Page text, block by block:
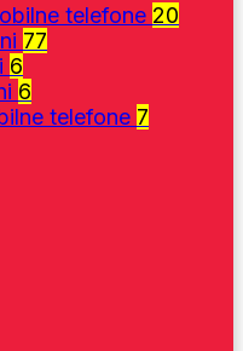
telefone 20
77
6
6
telefone 7